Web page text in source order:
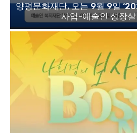
양평문화재단, 오는 9월 9일
사업-예술인 성장살